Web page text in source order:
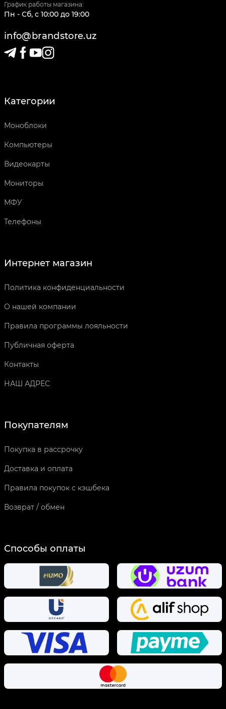
График работы магазина:
Пн - Сб, c 10:00 до 19:00
info@brandstore.uz
Категории
Моноблоки
Компьютеры
Видеокарты
Мониторы
МФУ
Телефоны
Интернет магазин
Политика конфиденциальности
О нашей компании
Правила программы лояльности
Публичная оферта
Контакты
НАШ АДРЕС
Покупателям
Покупка в рассрочку
Доставка и оплата
Правила покупок с кэшбека
Возврат / обмен
Способы оплаты